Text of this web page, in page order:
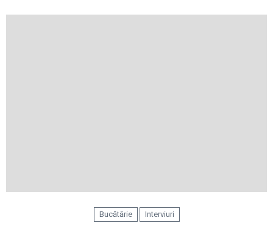
Bucătărie Interviuri